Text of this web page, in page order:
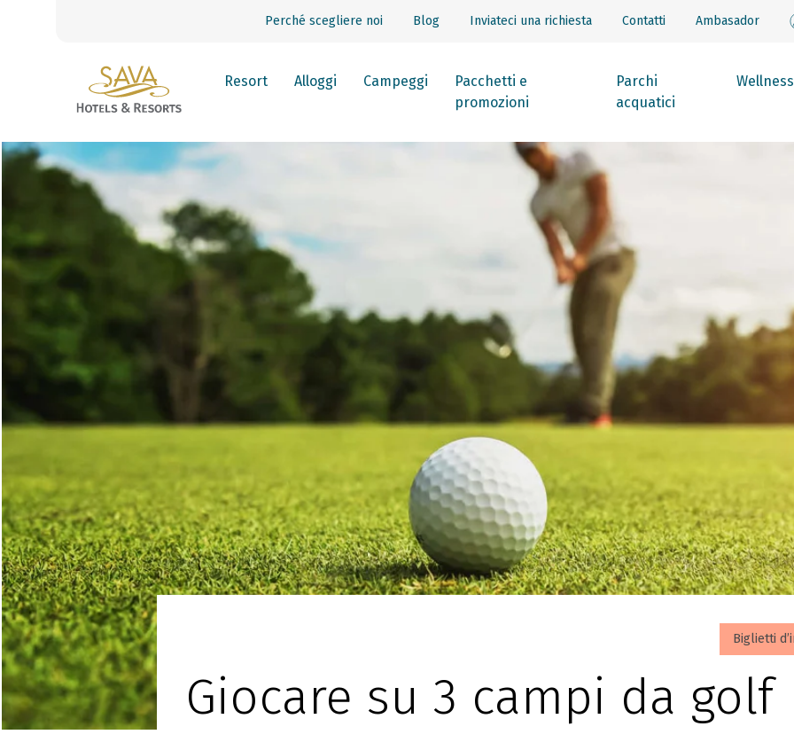
Perché scegliere noi Blog Inviateci una richiesta Contatti Ambasador
Resort Alloggi Campeggi
Pacchetti e
promozioni
Parchi
acquatici
Wellness
Biglietti
Giocare su 3 campi da golf